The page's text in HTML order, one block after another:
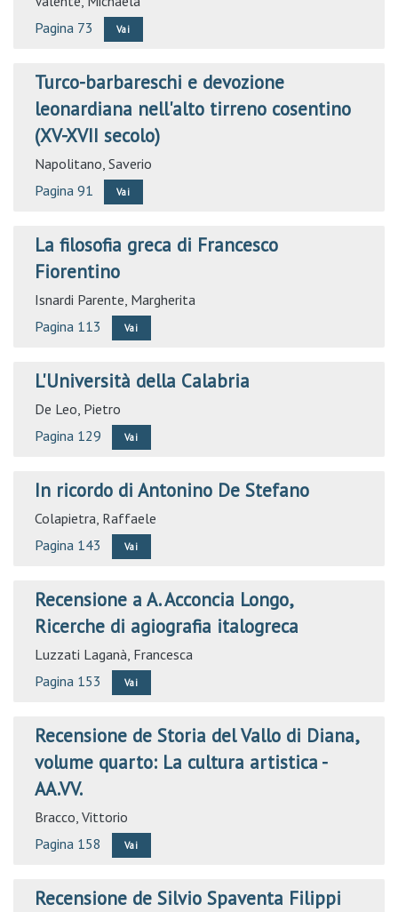
Pagina 73
Vai
Turco-barbareschi e devozione
leonardiana nell'alto tirreno cosentino
(XV-XVII secolo)
Napolitano, Saverio
Pagina 91
Vai
La filosofia greca di Francesco
Fiorentino
Isnardi Parente, Margherita
Pagina 113
Vai
L'Università della Calabria
De Leo, Pietro
Pagina 129
Vai
In ricordo di Antonino De Stefano
Colapietra, Raffaele
Pagina 143
Vai
Recensione a A. Acconcia Longo,
Ricerche di agiografia italogreca
Luzzati Laganà, Francesca
Pagina 153
Vai
Recensione de Storia del Vallo di Diana,
volume quarto: La cultura artistica -
AA.VV.
Bracco, Vittorio
Pagina 158
Vai
Recensione de Silvio Spaventa Filippi